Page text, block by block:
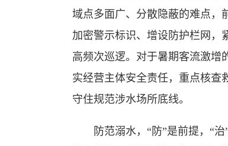
域点多面广、分散隐蔽的难点，
加密警示标识、增设防护栏网，
高频次巡逻。对于暑期客流激增
实经营主体安全责任，重点核查
守住规范涉水场所底线。
防范溺水，“防”是前提，“治”